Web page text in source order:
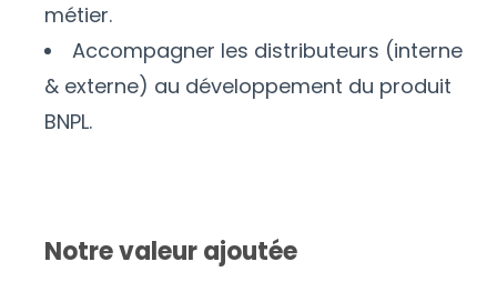
métier.
Accompagner les distributeurs (interne
& externe) au développement du produit
BNPL.
Notre valeur ajoutée